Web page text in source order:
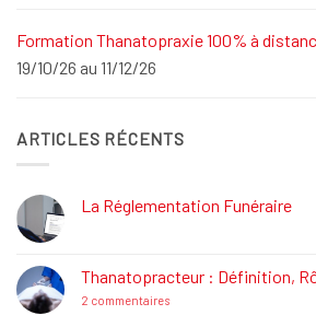
Formation Thanatopraxie 100% à
19/10/26 au 11/12/26
ARTICLES RÉCENTS
La Réglementation Funéraire
La
Réglementation
Funéraire
Thanatopracteur : Définition,
2 commentairessur